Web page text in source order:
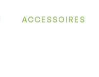
ACCESSOIRES